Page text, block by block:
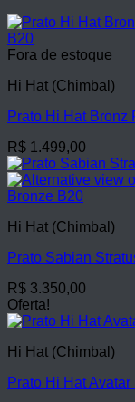
Fora de estoque
Hi Hat (Chimbal)
Prato Hi Hat Bronz
R$ 1.499,00
Hi Hat (Chimbal)
Prato Sabian
R$ 3.350,00
Oferta!
Hi Hat (Chimbal)
Prato Hi Hat